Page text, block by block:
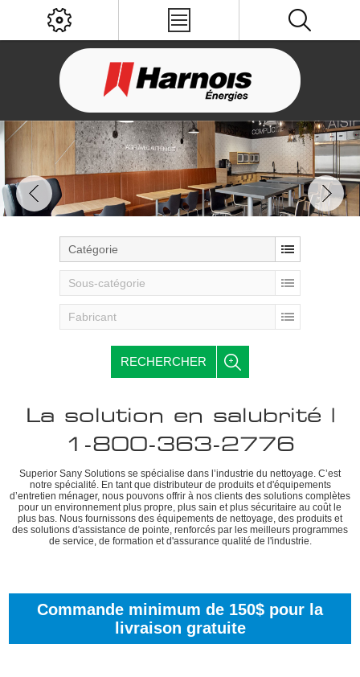
Catégorie
Sous-catégorie
Fabricant
RECHERCHER
La solution en salubrité |
1-800-363-2776
Superior Sany Solutions se spécialise dans l’industrie du nettoyage. C’est
notre spécialité. En tant que distributeur de produits et d'équipements
d’entretien ménager, nous pouvons offrir à nos clients des solutions complètes
pour un environnement plus propre, plus sain et plus sécuritaire au coût le
plus bas. Nous fournissons des équipements de nettoyage, des produits et
des solutions d'assistance de pointe, renforcés par les meilleurs programmes
de service, de formation et d'assurance qualité de l'industrie.
Commande minimum de 150$ pour la
livraison gratuite